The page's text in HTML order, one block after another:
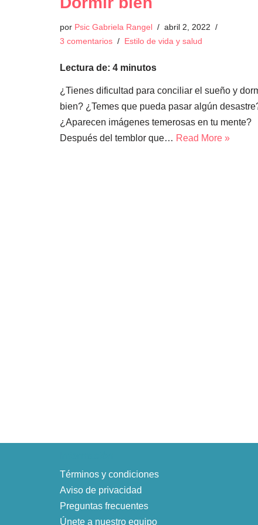
por Psic Gabriela Rangel
abril 2, 2022
3 comentarios
Estilo de vida y salud
Lectura de: 4 minutos
¿Tienes dificultad para conciliar el sueño y
bien? ¿Temes que pueda pasar algún
¿Aparecen imágenes temerosas en tu mente?
Después del temblor que… Read More »
Términos y condiciones
Aviso de privacidad
Preguntas frecuentes
Únete a nuestro equipo